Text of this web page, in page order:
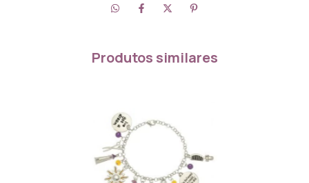
Produtos similares